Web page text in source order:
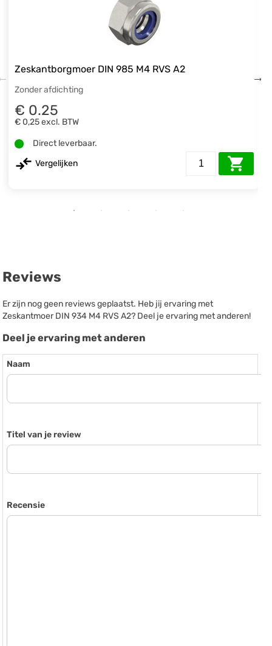
Zeskantborgmoer DIN 985 M4 RVS A2
Zonder afdichting
€ 0.25
€ 0,25excl. BTW
Direct leverbaar.
Vergelijken
Reviews
Er zijn nog geen reviews geplaatst. Heb jij ervaring met
Zeskantmoer DIN 934 M4 RVS A2? Deel je ervaring met anderen!
Deel je ervaring met anderen
Naam
Titel van je review
Recensie